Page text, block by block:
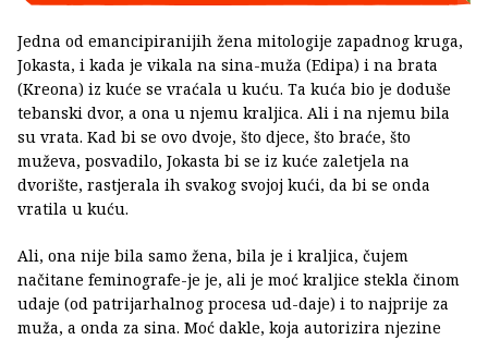
Jedna od emancipiranijih žena mitologije zapadnog kruga,
Jokasta, i kada je vikala na sina-muža (Edipa) i na brata
(Kreona) iz kuće se vraćala u kuću. Ta kuća bio je doduše
tebanski dvor, a ona u njemu kraljica. Ali i na njemu bila
su vrata. Kad bi se ovo dvoje, što djece, što braće, što
muževa, posvadilo, Jokasta bi se iz kuće zaletjela na
dvorište, rastjerala ih svakog svojoj kući, da bi se onda
vratila u kuću.
Ali, ona nije bila samo žena, bila je i kraljica, čujem
načitane feminografe-je je, ali je moć kraljice stekla činom
udaje (od patrijarhalnog procesa ud-daje) i to najprije za
muža, a onda za sina. Moć dakle, koja autorizira njezine